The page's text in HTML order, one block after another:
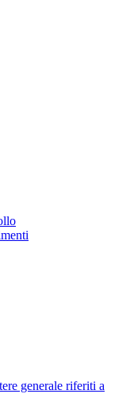
generale riferiti a